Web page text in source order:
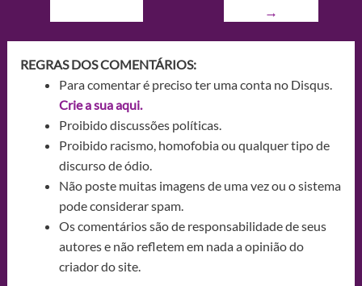
→
REGRAS DOS COMENTÁRIOS:
Para comentar é preciso ter uma conta no Disqus.
Crie a sua aqui.
Proibido discussões políticas.
Proibido racismo, homofobia ou qualquer tipo de
discurso de ódio.
Não poste muitas imagens de uma vez ou o sistema
pode considerar spam.
Os comentários são de responsabilidade de seus
autores e não refletem em nada a opinião do
criador do site.